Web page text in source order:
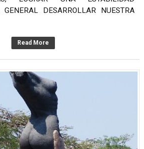
DESARROLLAR NUESTRA
Read More